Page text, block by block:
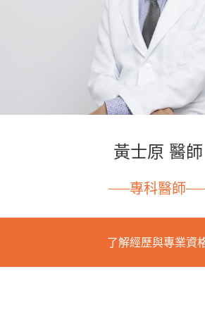
黃士原 醫師
專科醫師
了解經歷與專業資